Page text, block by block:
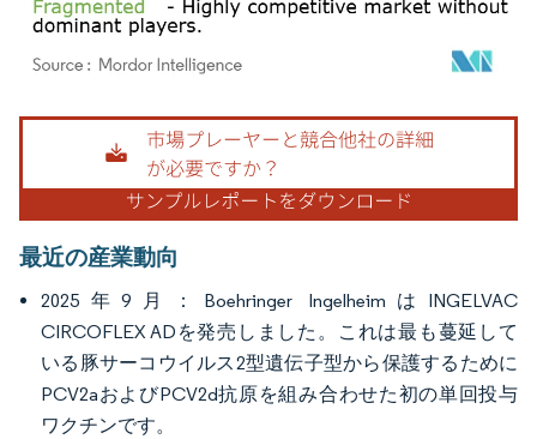
画像 © Mordor Intelligence。再利用にはCC BY 4.0の表示が必要です。
最近の産業動向
2025年9月：Boehringer IngelheimはINGELVAC
CIRCOFLEX ADを発売しました。これは最も蔓延して
いる豚サーコウイルス2型遺伝子型から保護するために
PCV2aおよびPCV2d抗原を組み合わせた初の単回投与
ワクチンです。